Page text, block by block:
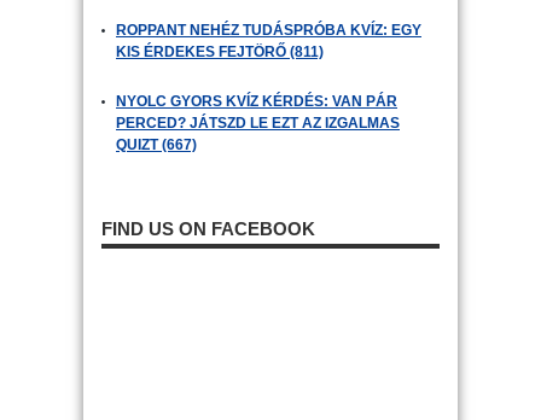
ROPPANT NEHÉZ TUDÁSPRÓBA KVÍZ: EGY
KIS ÉRDEKES FEJTÖRŐ (811)
NYOLC GYORS KVÍZ KÉRDÉS: VAN PÁR
PERCED? JÁTSZD LE EZT AZ IZGALMAS
QUIZT (667)
FIND US ON FACEBOOK